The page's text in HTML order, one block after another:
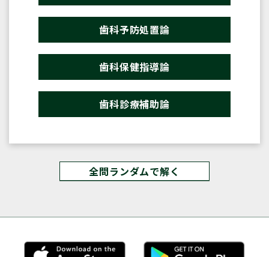
歯科予防処置論
歯科保健指導論
歯科診療補助論
全問ランダムで解く